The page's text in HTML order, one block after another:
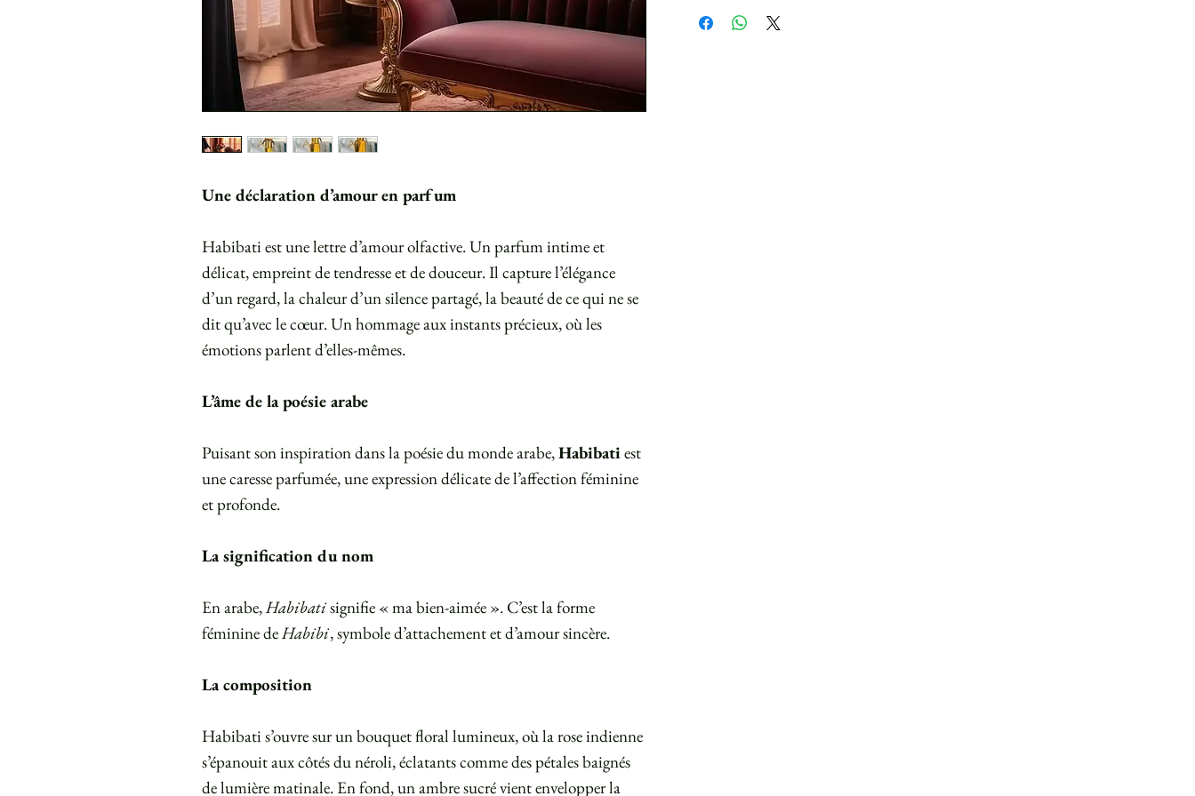
Une déclaration d’amour en parfum
Habibati est une lettre d’amour olfactive. Un parfum intime et
délicat, empreint de tendresse et de douceur. Il capture l’élégance
d’un regard, la chaleur d’un silence partagé, la beauté de ce qui ne se
dit qu’avec le cœur. Un hommage aux instants précieux, où les
émotions parlent d’elles-mêmes.
L’âme de la poésie arabe
Puisant son inspiration dans la poésie du monde arabe,Habibatiest
une caresse parfumée, une expression délicate de l’affection féminine
et profonde.
La signification du nom
En arabe,Habibatisignifie « ma bien-aimée ». C’est la forme
féminine deHabibi, symbole d’attachement et d’amour sincère.
La composition
Habibati s’ouvre sur un bouquet floral lumineux, où la rose indienne
s’épanouit aux côtés du néroli, éclatants comme des pétales baignés
de lumière matinale. En fond, un ambre sucré vient envelopper la